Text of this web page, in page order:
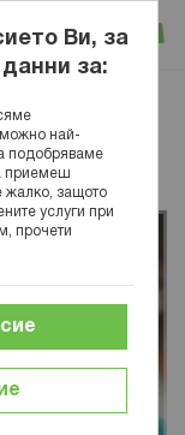
Вход
Ви, за
за:
най-
подобряваме
приемеш
жалко, защото
услуги при
прочети